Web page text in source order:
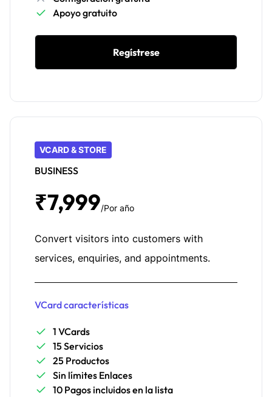
Apoyo gratuito
Regístrese
VCARD & STORE
BUSINESS
₹7,999/Por año
Convert visitors into customers with
services, enquiries, and appointments.
VCard características
1 VCards
15 Servicios
25 Productos
Sin límites Enlaces
10 Pagos incluidos en la lista